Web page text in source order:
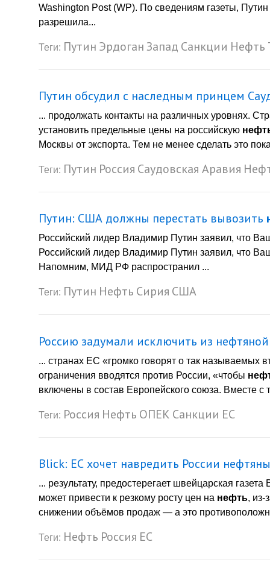
Washington Post (WP). По сведениям газеты,
разрешила...
Теги: Путин Эрдоган Запад Санкции Нефть
Путин обсудил с наследным принцем
... продолжать контакты на различных уровнях.
установить предельные цены на российскую
Москвы от экспорта. Тем не менее сделать это
Теги: Путин Россия Саудовская Аравия
Путин: США должны перестать вывозить
Российский лидер Владимир Путин заявил, что
Российский лидер Владимир Путин заявил, что
Напомним, МИД РФ распространил ...
Теги: Путин Нефть Сирия США
Россию задумали исключить из
... странах ЕС «громко говорят о так называемых
ограничения вводятся против России, «чтобы
включены в состав Европейского союза. Вместе
Теги: Россия Нефть ОПЕК Санкции ЕС
Blick: ЕС хочет навредить России
... результату, предостерегает швейцарская
может привести к резкому росту цен на нефть, из-
снижении объёмов продаж — а это
Теги: Нефть Россия ЕС